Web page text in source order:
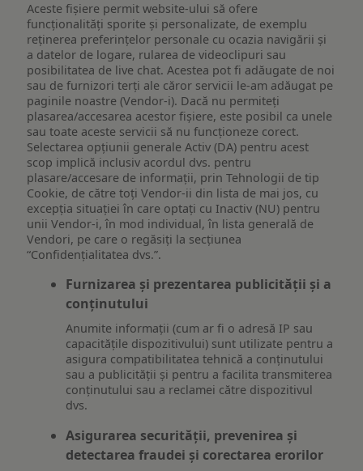
Aceste fișiere permit website-ului să ofere
funcționalități sporite și personalizate, de exemplu
reţinerea preferinţelor personale cu ocazia navigării și
a datelor de logare, rularea de videoclipuri sau
posibilitatea de live chat. Acestea pot fi adăugate de noi
sau de furnizori terți ale căror servicii le-am adăugat pe
paginile noastre (Vendor-i). Dacă nu permiteți
plasarea/accesarea acestor fișiere, este posibil ca unele
sau toate aceste servicii să nu funcționeze corect.
Selectarea opțiunii generale Activ (DA) pentru acest
scop implică inclusiv acordul dvs. pentru
plasare/accesare de informații, prin Tehnologii de tip
Cookie, de către toți Vendor-ii din lista de mai jos, cu
excepția situației în care optați cu Inactiv (NU) pentru
unii Vendor-i, în mod individual, în lista generală de
Vendori, pe care o regăsiți la secțiunea
“Confidențialitatea dvs.”.
Furnizarea și prezentarea publicității și a
conținutului
Anumite informații (cum ar fi o adresă IP sau
capacitățile dispozitivului) sunt utilizate pentru a
asigura compatibilitatea tehnică a conținutului
sau a publicității și pentru a facilita transmiterea
conținutului sau a reclamei către dispozitivul
dvs.
Asigurarea securității, prevenirea și
detectarea fraudei și corectarea erorilor